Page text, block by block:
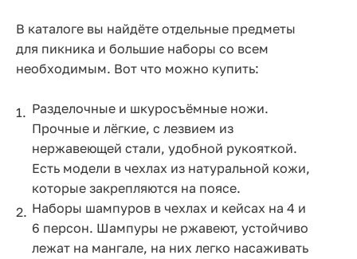
В каталоге вы найдёте отдельные предметы
для пикника и большие наборы со всем
необходимым. Вот что можно купить:
Разделочные и шкуросъёмные ножи.
Прочные и лёгкие, с лезвием из
нержавеющей стали, удобной рукояткой.
Есть модели в чехлах из натуральной кожи,
которые закрепляются на поясе.
Наборы шампуров в чехлах и кейсах на 4 и
6 персон. Шампуры не ржавеют, устойчиво
лежат на мангале, на них легко насаживать